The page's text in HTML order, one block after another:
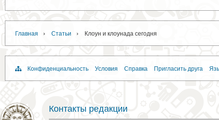
Главная › Статьи › Клоун и клоунада сегодня
Конфиденциальность Условия Справка Пригласить друга
Контакты редакции